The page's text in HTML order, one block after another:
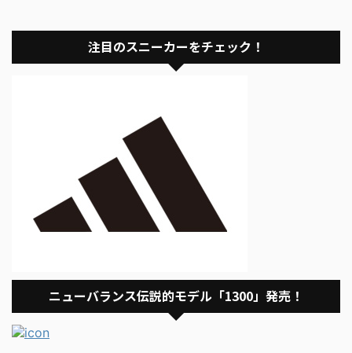
注目のスニーカーをチェック！
ニューバランス伝説的モデル「1300」発売！